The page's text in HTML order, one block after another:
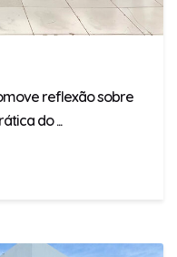
reflexão sobre
do ...